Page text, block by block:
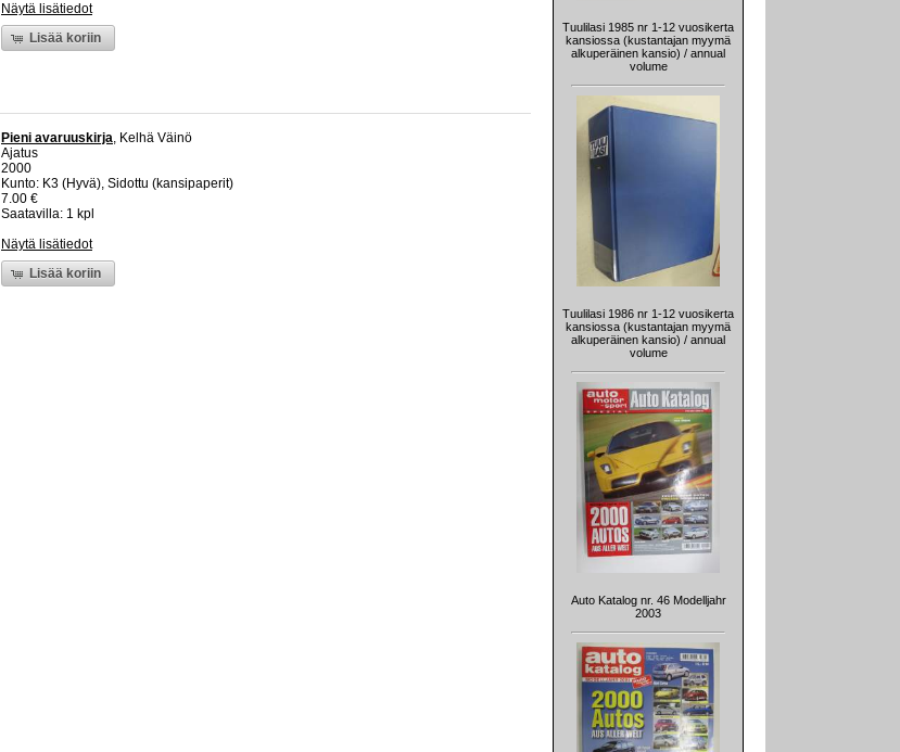
Näytä lisätiedot
Lisää koriin
Pieni avaruuskirja, Kelhä Väinö
Ajatus
2000
Kunto: K3 (Hyvä), Sidottu (kansipaperit)
7.00 €
Saatavilla: 1 kpl
Näytä lisätiedot
Lisää koriin
Tuulilasi 1985 nr 1-12 vuosikerta
kansiossa (kustantajan myymä
alkuperäinen kansio) / annual
volume
Tuulilasi 1986 nr 1-12 vuosikerta
kansiossa (kustantajan myymä
alkuperäinen kansio) / annual
volume
Auto Katalog nr. 46 Modelljahr
2003